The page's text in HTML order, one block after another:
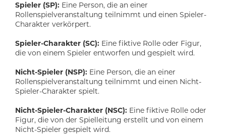
Spieler (SP): Eine Person, die an einer
Rollenspielveranstaltung teilnimmt und einen Spieler-
Charakter verkörpert.
Spieler-Charakter (SC): Eine fiktive Rolle oder Figur,
die von einem Spieler entworfen und gespielt wird.
Nicht-Spieler (NSP): Eine Person, die an einer
Rollenspielveranstaltung teilnimmt und einen Nicht-
Spieler-Charakter spielt.
Nicht-Spieler-Charakter (NSC): Eine fiktive Rolle oder
Figur, die von der Spielleitung erstellt und von einem
Nicht-Spieler gespielt wird.